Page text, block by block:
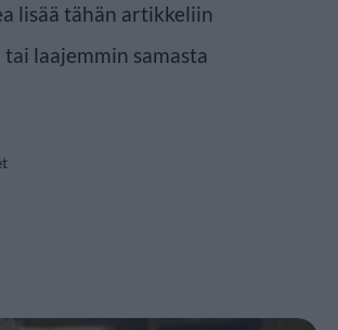
lisää tähän artikkeliin
laajemmin samasta